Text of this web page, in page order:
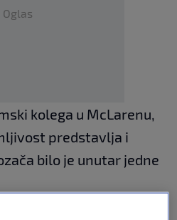
Oglas
kolega u McLarenu,
predstavlja i
bilo je unutar jedne